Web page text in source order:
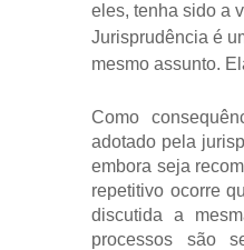
eles, tenha sido a
Jurisprudência é
mesmo assunto.
Como
adotado pela
embora seja
repetitivo ocorre
discutida a
processos são